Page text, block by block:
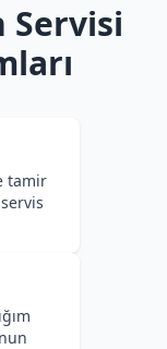
Servisi
tamir